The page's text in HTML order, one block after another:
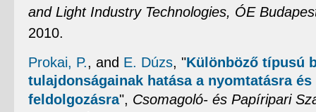
and Light Industry Technologies, ÓE
2010.
Prokai, P., and E. Dúzs, "Különböző típusú
tulajdonságainak hatása a nyomtatásra
feldolgozásra", Csomagoló- és Papíripari